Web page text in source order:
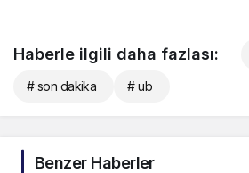
Haberle ilgili daha fazlası:
# son dakika # ub
Benzer Haberler